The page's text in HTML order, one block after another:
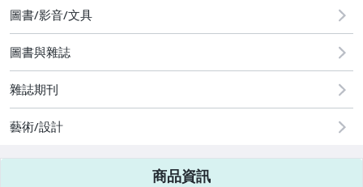
圖書/影音/文具
玩具、模型與公仔
男性精品與服飾
圖書/影音/文具
圖書與雜誌
雜誌期刊
藝術/設計
商品資訊